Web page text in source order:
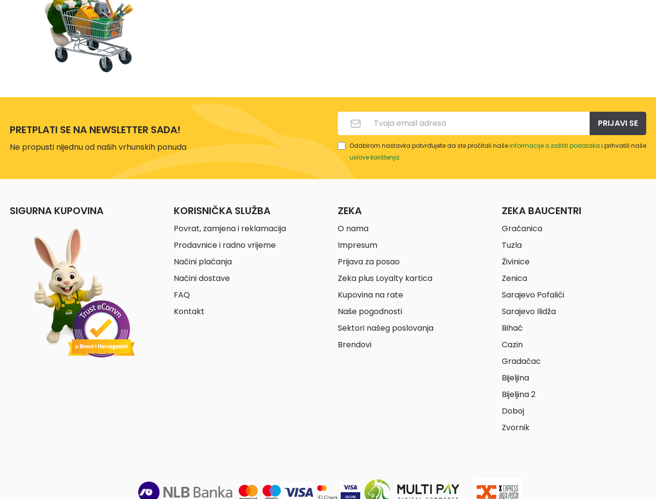
PRETPLATI SE NA NEWSLETTER SADA!
Ne propusti nijednu od naših vrhunskih ponuda
PRIJAVI SE
Odabirom nastavka potvrđujete da ste pročitali našeinformacije o zaštiti podataka i prihvatili naše
uslove korištenja.
SIGURNA KUPOVINA KORISNIČKA SLUŽBA
Povrat, zamjena i reklamacija
Prodavnice i radno vrijeme
Načini plaćanja
Načini dostave
FAQ
Kontakt
ZEKA
O nama
Impresum
Prijava za posao
Zeka plus Loyalty kartica
Kupovina na rate
Naše pogodnosti
Sektori našeg poslovanja
Brendovi
ZEKA BAUCENTRI
Gračanica
Tuzla
Živinice
Zenica
Sarajevo Pofalići
Sarajevo Ilidža
Bihać
Cazin
Gradačac
Bijeljina
Bijeljina 2
Doboj
Zvornik